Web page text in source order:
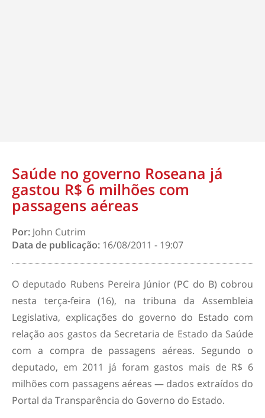
Saúde no governo Roseana já
gastou R$ 6 milhões com
passagens aéreas
Por: John Cutrim
Data de publicação: 16/08/2011 - 19:07
O deputado Rubens Pereira Júnior (PC do B) cobrou
nesta terça-feira (16), na tribuna da Assembleia
Legislativa, explicações do governo do Estado com
relação aos gastos da Secretaria de Estado da Saúde
com a compra de passagens aéreas. Segundo o
deputado, em 2011 já foram gastos mais de R$ 6
milhões com passagens aéreas — dados extraídos do
Portal da Transparência do Governo do Estado.